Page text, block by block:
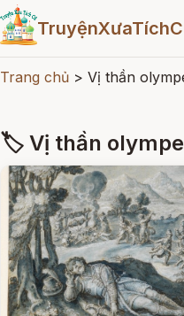
Trang chủ > Vị thần
🏷 Vị thần olympe